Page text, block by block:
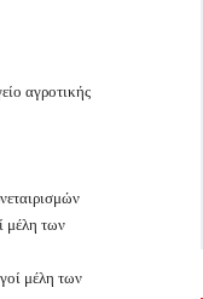
αγροτικής
μέλη των
μέλη των